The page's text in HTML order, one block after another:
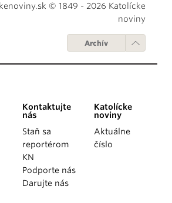
© 1849 - 2026 Katolícke
noviny
Archív
Kontaktujte
nás
Staň sa
reportérom
KN
Podporte nás
Darujte nás
Katolícke
noviny
Aktuálne
číslo